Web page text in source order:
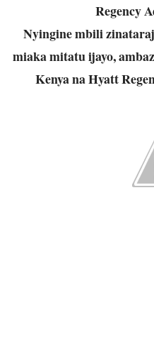
Regency
Nyingine mbili
miaka mitatu ijayo,
Kenya na Hyatt